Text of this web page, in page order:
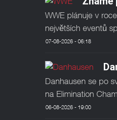
WWE plánuje v
největších eventů
07-08-2026 - 06:18
Danhausen se po
na Elimination
06-08-2026 - 19:00